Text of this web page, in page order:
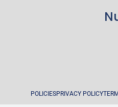
POLICIESPRIVACY POLICY